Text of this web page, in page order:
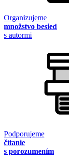
Organizujeme
množstvo besied
s autormi
Podporujeme
čítanie
s porozumením